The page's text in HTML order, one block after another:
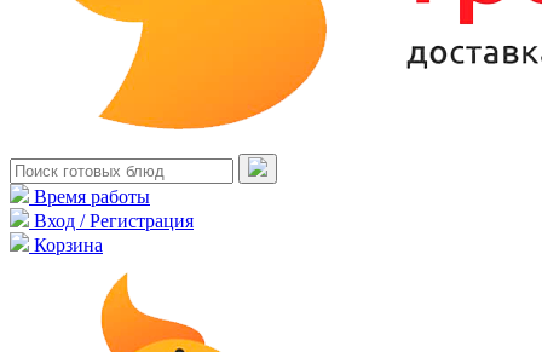
Время работы
Вход / Регистрация
Корзина